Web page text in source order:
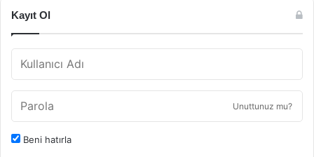
Kayıt Ol
Unuttunuz mu?
Beni hatırla